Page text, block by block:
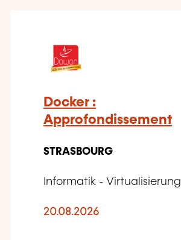
Docker :
Approfondissement
STRASBOURG
Informatik - Virtualisierung
20.08.2026